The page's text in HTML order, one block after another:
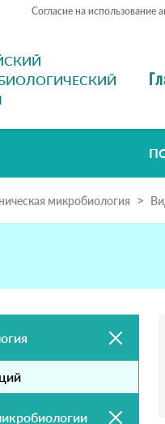
Согласие на использование
микробиология